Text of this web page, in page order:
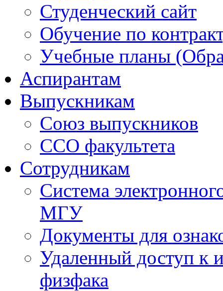
Студенческий сайт
Обучение по
Учебные планы
Аспирантам
Выпускникам
Союз выпускников
ССО факультета
Сотрудникам
Система
МГУ
Документы для
Удаленный доступ к
физфака